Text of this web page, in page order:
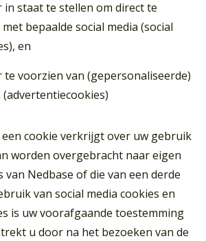
in staat te stellen om direct te
bepaalde social media (social
en
te voorzien van (gepersonaliseerde)
cookie verkrijgt over uw gebruik
worden overgebracht naar eigen
van Nedbase of die van een derde
van social media cookies en
is uw voorafgaande toestemming
u door na het bezoeken van de